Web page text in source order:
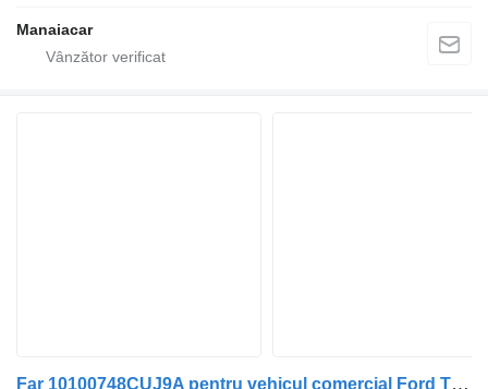
Manaiacar
Far 10100748CUJ9A pentru vehicul comercial Ford TRANSIT Caixa (FA_ _) | 06 - 14